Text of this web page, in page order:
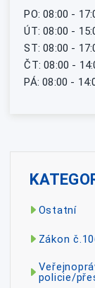
PO: 08:00 -
ÚT: 08:00 -
ST: 08:00 -
ČT: 08:00 -
PÁ: 08:00 -
Ostatní
Zákon
policie/